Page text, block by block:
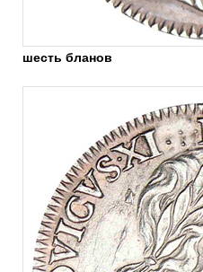
шесть бланов